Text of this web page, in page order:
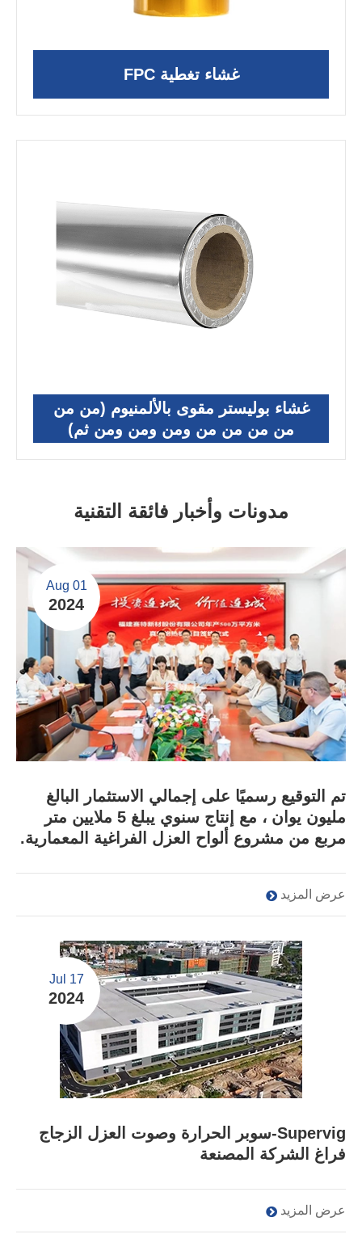
غشاء تغطية FPC
غشاء بوليستر مقوى بالألمنيوم (من من
من من من من ومن ومن ومن ثم)
مدونات وأخبار فائقة التقنية
Aug 01
2024
تم التوقيع رسميًا على إجمالي الاستثمار البالغ
مليون يوان ، مع إنتاج سنوي يبلغ 5 ملايين متر
مربع من مشروع ألواح العزل الفراغية المعمارية.
عرض المزيد
Jul 17
2024
Supervig-سوبر الحرارة وصوت العزل الزجاج
فراغ الشركة المصنعة
عرض المزيد